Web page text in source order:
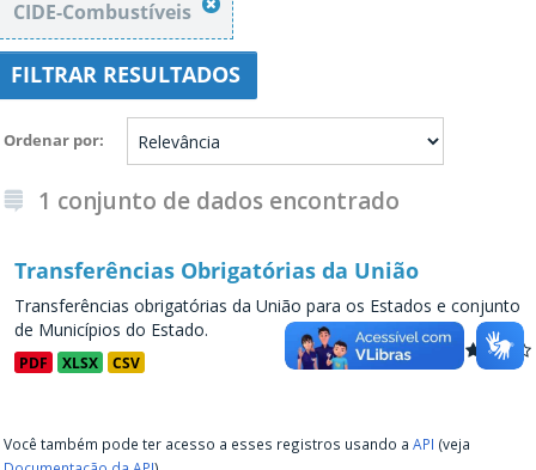
CIDE-Combustíveis
FILTRAR RESULTADOS
Ordenar por
1 conjunto de dados encontrado
Transferências Obrigatórias da União
Transferências obrigatórias da União para os Estados e conjunto
de Municípios do Estado.
PDF XLSX CSV
Você também pode ter acesso a esses registros usando a API (veja